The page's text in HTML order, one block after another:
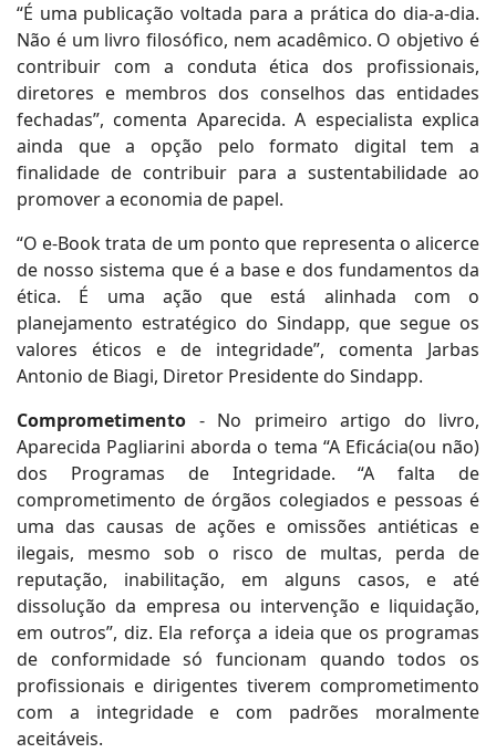
“É uma publicação voltada para a prática do dia-a-dia.
Não é um livro filosófico, nem acadêmico. O objetivo é
contribuir com a conduta ética dos profissionais,
diretores e membros dos conselhos das entidades
fechadas”, comenta Aparecida. A especialista explica
ainda que a opção pelo formato digital tem a
finalidade de contribuir para a sustentabilidade ao
promover a economia de papel.
“O e-Book trata de um ponto que representa o alicerce
de nosso sistema que é a base e dos fundamentos da
ética. É uma ação que está alinhada com o
planejamento estratégico do Sindapp, que segue os
valores éticos e de integridade”, comenta Jarbas
Antonio de Biagi, Diretor Presidente do Sindapp.
Comprometimento - No primeiro artigo do livro,
Aparecida Pagliarini aborda o tema “A Eficácia(ou não)
dos Programas de Integridade. “A falta de
comprometimento de órgãos colegiados e pessoas é
uma das causas de ações e omissões antiéticas e
ilegais, mesmo sob o risco de multas, perda de
reputação, inabilitação, em alguns casos, e até
dissolução da empresa ou intervenção e liquidação,
em outros”, diz. Ela reforça a ideia que os programas
de conformidade só funcionam quando todos os
profissionais e dirigentes tiverem comprometimento
com a integridade e com padrões moralmente
aceitáveis.